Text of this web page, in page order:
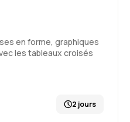
et mise en pratique
en forme, graphiques
les tableaux croisés
2 jours